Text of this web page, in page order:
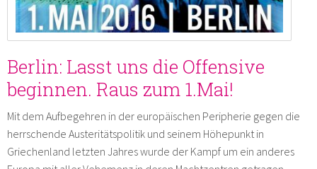
Berlin: Lasst uns die Offensive
beginnen. Raus zum 1.Mai!
Mit dem Aufbegehren in der europäischen Peripherie gegen die
herrschende Austeritätspolitik und seinem Höhepunkt in
Griechenland letzten Jahres wurde der Kampf um ein anderes